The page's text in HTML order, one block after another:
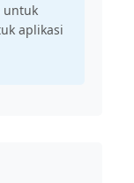
untuk
aplikasi